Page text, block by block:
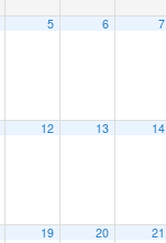
5 6 7
12 13 14
19 20 21